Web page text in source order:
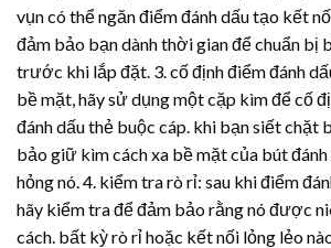
vụn có thể ngăn điểm đánh dấu tạo kết
đảm bảo bạn dành thời gian để chuẩn bị
trước khi lắp đặt. 3. cố định điểm đánh
bề mặt, hãy sử dụng một cặp kìm để cố
đánh dấu thẻ buộc cáp. khi bạn siết chặt
bảo giữ kìm cách xa bề mặt của bút
hỏng nó. 4. kiểm tra rò rỉ: sau khi điểm
hãy kiểm tra để đảm bảo rằng nó được
cách. bất kỳ rò rỉ hoặc kết nối lỏng lẻo